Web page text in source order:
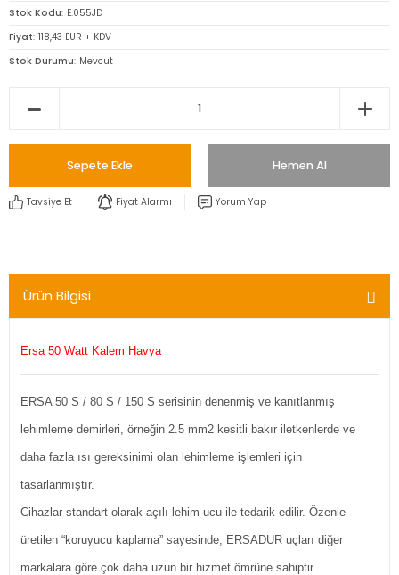
Stok Kodu E.055JD
Fiyat 118,43 EUR + KDV
Stok Durumu Mevcut
Sepete Ekle Hemen Al
Tavsiye Et Fiyat Alarmı Yorum Yap
Ürün Bilgisi
Ersa 50 Watt Kalem Havya
ERSA 50 S / 80 S / 150 S serisinin denenmiş ve kanıtlanmış
lehimleme demirleri, örneğin 2.5 mm2 kesitli bakır iletkenlerde ve
daha fazla ısı gereksinimi olan lehimleme işlemleri için
tasarlanmıştır.
Cihazlar standart olarak açılı lehim ucu ile tedarik edilir. Özenle
üretilen “koruyucu kaplama” sayesinde, ERSADUR uçları diğer
markalara göre çok daha uzun bir hizmet ömrüne sahiptir.